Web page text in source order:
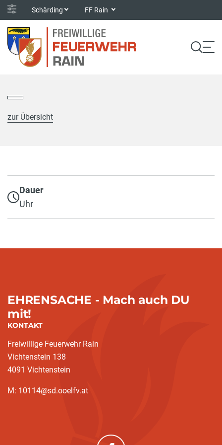
Schärding FF Rain
zur Übersicht
Dauer
Uhr
EHRENSACHE - Mach auch DU
mit!
KONTAKT
Freiwillige Feuerwehr Rain
Vichtenstein 138
4091 Vichtenstein
M: 10114@sd.ooelfv.at